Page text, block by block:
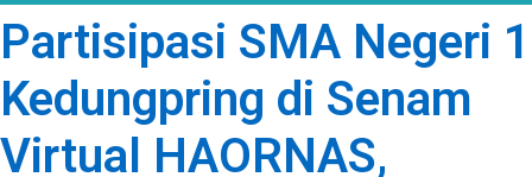
Partisipasi SMA Negeri 1
Kedungpring di Senam
Virtual HAORNAS,